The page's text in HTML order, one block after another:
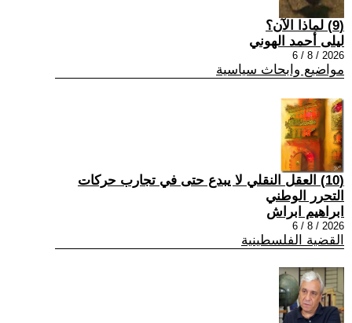
(9) لماذا الآن؟
ليلى أحمد الهوني
2026 / 8 / 6
مواضيع وابحاث سياسية
(10) العقل النقلي لا يبدع حتى في تجارب حركات
التحرر الوطني
ابراهيم ابراش
2026 / 8 / 6
القضية الفلسطينية